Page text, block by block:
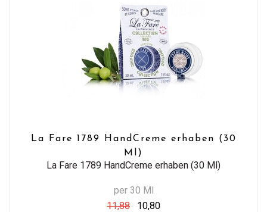
La Fare 1789 HandCreme erhaben (30
Ml)
La Fare 1789 HandCreme erhaben (30 Ml)
per 30 Ml
11,88
10,80